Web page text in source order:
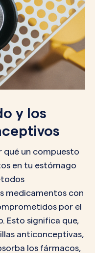
y los
qué un compuesto
en tu estómago
medicamentos con
por el
Esto significa que,
anticonceptivas,
los fármacos,